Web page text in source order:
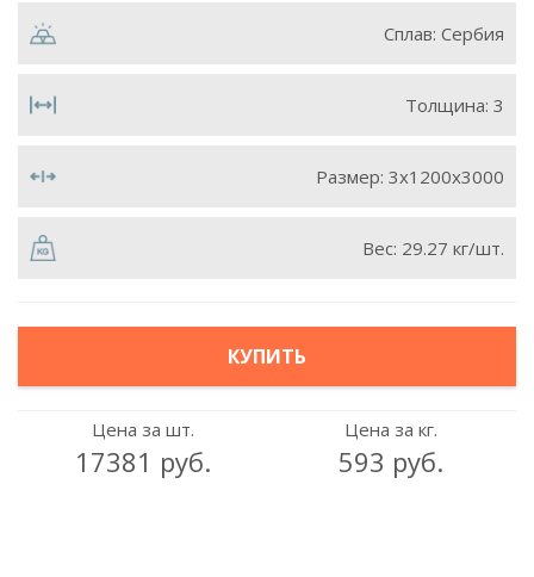
Сплав: Сербия
Толщина: 3
Размер: 3х1200х3000
Вес: 29.27 кг/шт.
КУПИТЬ
Цена за шт.
17381 руб.
Цена за кг.
593 руб.